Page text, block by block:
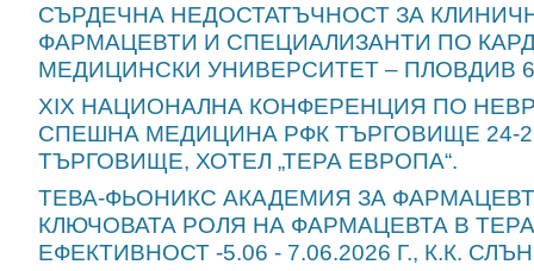
СЪРДЕЧНА НЕДОСТАТЪЧНОСТ ЗА
ФАРМАЦЕВТИ И СПЕЦИАЛИЗАНТИ ПО
МЕДИЦИНСКИ УНИВЕРСИТЕТ – ПЛОВДИВ
XIX НАЦИОНАЛНА КОНФЕРЕНЦИЯ ПО
СПЕШНА МЕДИЦИНА РФК ТЪРГОВИЩЕ 24-
ТЪРГОВИЩЕ, ХОТЕЛ „ТЕРА ЕВРОПА“.
ТЕВА-ФЬОНИКС АКАДЕМИЯ ЗА
КЛЮЧОВАТА РОЛЯ НА ФАРМАЦЕВТА В
ЕФЕКТИВНОСТ -5.06 - 7.06.2026 Г., К.К.